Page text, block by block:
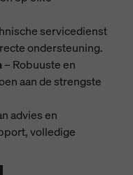
servicedienst
ondersteuning.
– Robuuste en
aan de strengste
advies en
volledige